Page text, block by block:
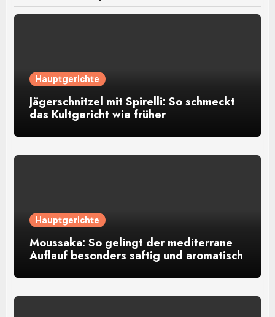
Hauptgerichte
Jägerschnitzel mit Spirelli: So schmeckt
das Kultgericht wie früher
Hauptgerichte
Moussaka: So gelingt der mediterrane
Auflauf besonders saftig und aromatisch